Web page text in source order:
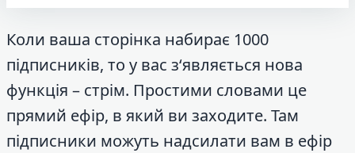
Коли ваша сторінка набирає 1000
підписників, то у вас з‘являється нова
функція – стрім. Простими словами це
прямий ефір, в який ви заходите. Там
підписники можуть надсилати вам в ефір